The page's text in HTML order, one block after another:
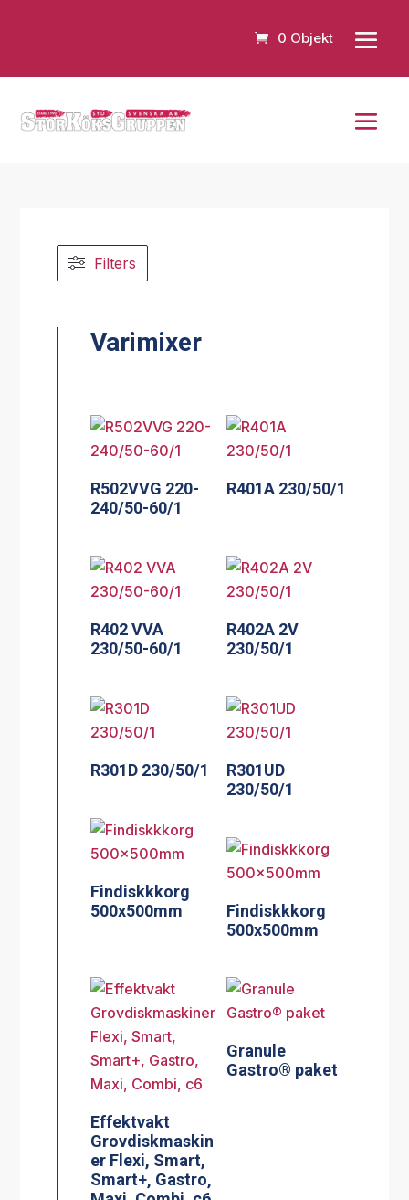
0 Objekt
Filters
Varimixer
R502VVG 220-
240/50-60/1
R401A 230/50/1
R402 VVA
230/50-60/1
R402A 2V
230/50/1
R301D 230/50/1
R301UD
230/50/1
Findiskkkorg
500x500mm
Findiskkkorg
500x500mm
Effektvakt
Grovdiskmaskin
er Flexi, Smart,
Smart+, Gastro,
Granule
Gastro® paket